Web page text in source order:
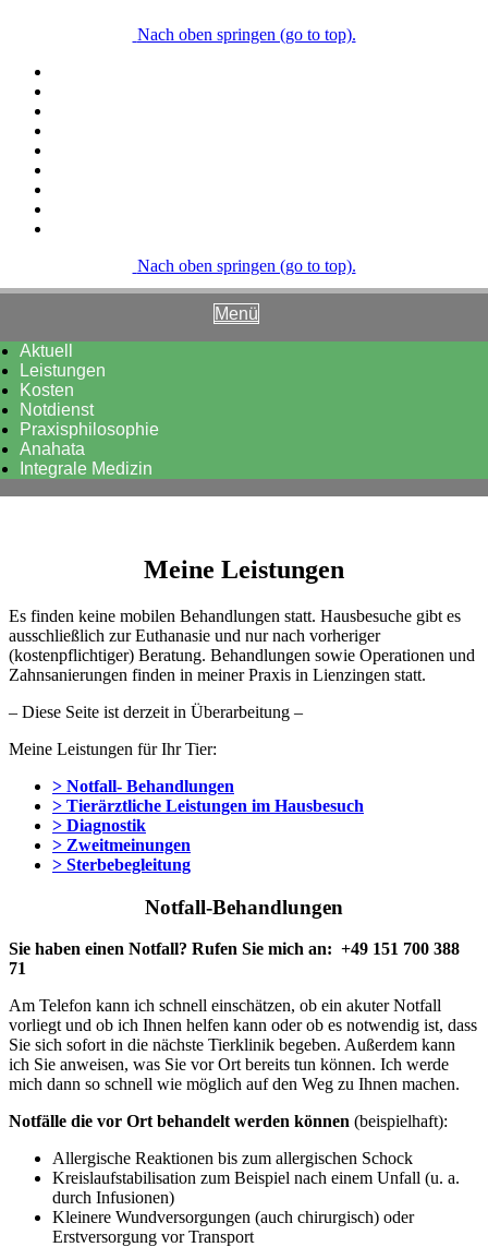
Nach oben springen (go to top).
Nach oben springen (go to top).
Menü
Aktuell
Leistungen
Kosten
Notdienst
Praxisphilosophie
Anahata
Integrale Medizin
Meine Leistungen
Es finden keine mobilen Behandlungen statt. Hausbesuche gibt es
ausschließlich zur Euthanasie und nur nach vorheriger
(kostenpflichtiger) Beratung. Behandlungen sowie Operationen und
Zahnsanierungen finden in meiner Praxis in Lienzingen statt.
– Diese Seite ist derzeit in Überarbeitung –
Meine Leistungen für Ihr Tier:
> Notfall- Behandlungen
> Tierärztliche Leistungen im Hausbesuch
> Diagnostik
> Zweitmeinungen
> Sterbebegleitung
Notfall-Behandlungen
Sie haben einen Notfall? Rufen Sie mich an: +49 151 700 388
71
Am Telefon kann ich schnell einschätzen, ob ein akuter Notfall
vorliegt und ob ich Ihnen helfen kann oder ob es notwendig ist, dass
Sie sich sofort in die nächste Tierklinik begeben. Außerdem kann
ich Sie anweisen, was Sie vor Ort bereits tun können. Ich werde
mich dann so schnell wie möglich auf den Weg zu Ihnen machen.
Notfälle die vor Ort behandelt werden können (beispielhaft):
Allergische Reaktionen bis zum allergischen Schock
Kreislaufstabilisation zum Beispiel nach einem Unfall (u. a.
durch Infusionen)
Kleinere Wundversorgungen (auch chirurgisch) oder
Erstversorgung vor Transport